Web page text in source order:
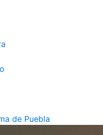
de Puebla